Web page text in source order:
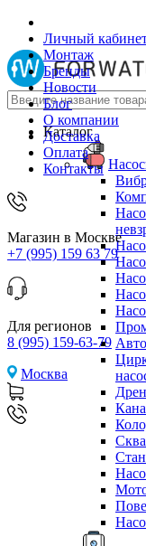
Личный
Монтаж
Бренды
Новости
Блог
О компании
Доставка
Оплата
Контакты
Магазин в Москве
+7 (995) 159 63 79
Для регионов
8 (995) 159-63-79
Москва
Каталог